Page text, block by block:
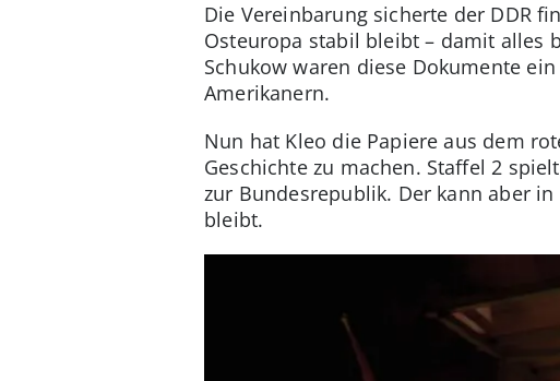
Die Vereinbarung sicherte der DDR
Osteuropa stabil bleibt – damit alles
Schukow waren diese Dokumente
Amerikanern.
Nun hat Kleo die Papiere aus dem
Geschichte zu machen. Staffel 2
zur Bundesrepublik. Der kann aber
bleibt.